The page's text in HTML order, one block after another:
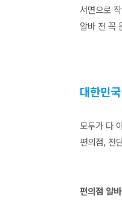
서면으로
알바 전 꼭
대한민
모두가 다
편의점, 전
편의점 알바